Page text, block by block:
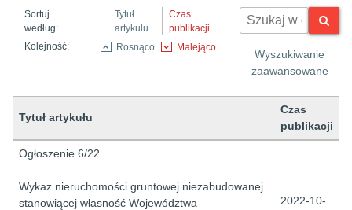
Sortuj
według:
Tytuł
artykułu
Czas
publikacji
Kolejność:
Rosnąco Malejąco
Wyszukiwanie
zaawansowane
Lista artykułów
Tytuł artykułu
Czas
publikacji
Ogłoszenie 6/22
Wykaz nieruchomości gruntowej niezabudowanej
stanowiącej własność Województwa
2022-10-